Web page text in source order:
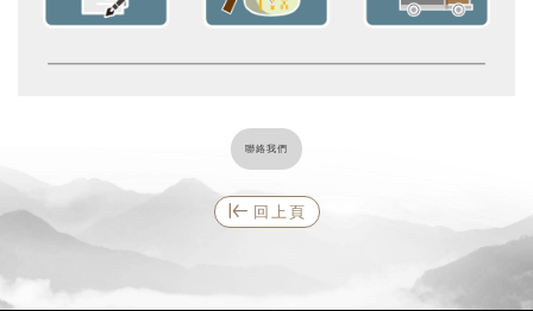
聯絡我們
回上頁